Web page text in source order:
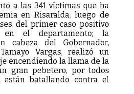
a las 341 víctimas que ha
en Risaralda, luego de
del primer caso positivo
en el departamento; la
cabeza del Gobernador,
Vargas, realizó un
encendiendo la llama de la
gran pebetero, por todos
están batallando contra el